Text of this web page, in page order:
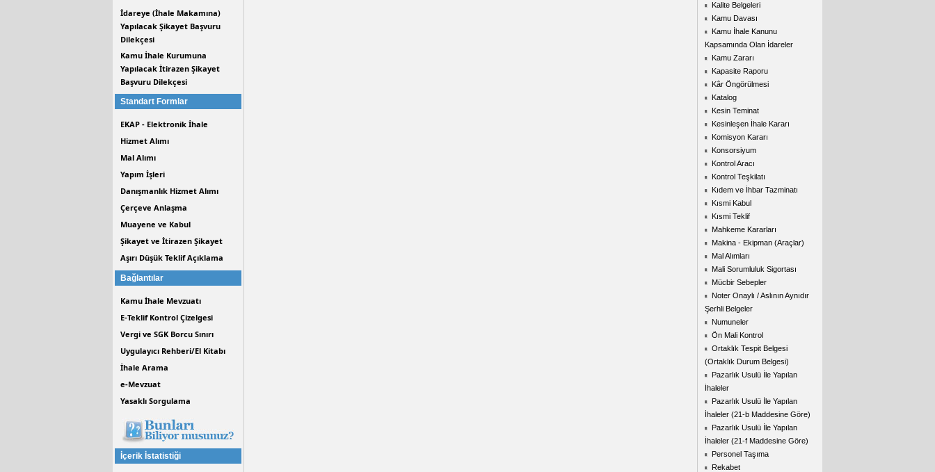
İdareye (İhale Makamına)
Yapılacak Şikayet Başvuru
Dilekçesi
Kamu İhale Kurumuna
Yapılacak İtirazen Şikayet
Başvuru Dilekçesi
Standart Formlar
EKAP - Elektronik İhale
Hizmet Alımı
Mal Alımı
Yapım İşleri
Danışmanlık Hizmet Alımı
Çerçeve Anlaşma
Muayene ve Kabul
Şikayet ve İtirazen Şikayet
Aşırı Düşük Teklif Açıklama
Bağlantılar
Kamu İhale Mevzuatı
E-Teklif Kontrol Çizelgesi
Vergi ve SGK Borcu Sınırı
Uygulayıcı Rehberi/El Kitabı
İhale Arama
e-Mevzuat
Yasaklı Sorgulama
İçerik İstatistiği
Kalite Belgeleri
Kamu Davası
Kamu İhale Kanunu
Kapsamında Olan İdareler
Kamu Zararı
Kapasite Raporu
Kâr Öngörülmesi
Katalog
Kesin Teminat
Kesinleşen İhale Kararı
Komisyon Kararı
Konsorsiyum
Kontrol Aracı
Kontrol Teşkilatı
Kıdem ve İhbar Tazminatı
Kısmi Kabul
Kısmi Teklif
Mahkeme Kararları
Makina - Ekipman (Araçlar)
Mal Alımları
Mali Sorumluluk Sigortası
Mücbir Sebepler
Noter Onaylı / Aslının Aynıdır
Şerhli Belgeler
Numuneler
Ön Mali Kontrol
Ortaklık Tespit Belgesi
(Ortaklık Durum Belgesi)
Pazarlık Usulü İle Yapılan
İhaleler
Pazarlık Usulü İle Yapılan
İhaleler (21-b Maddesine Göre)
Pazarlık Usulü İle Yapılan
İhaleler (21-f Maddesine Göre)
Personel Taşıma
Rekabet